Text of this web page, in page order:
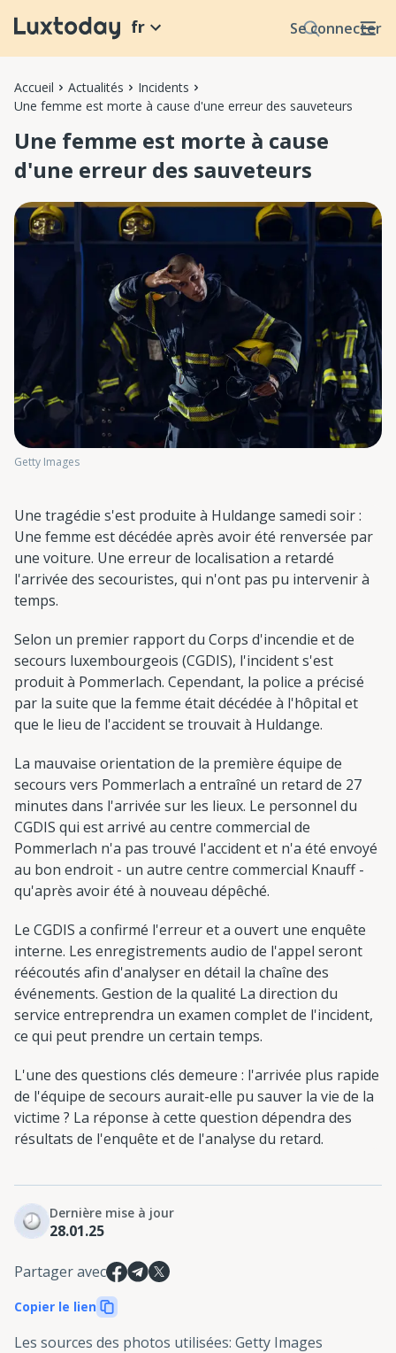
Se connecter
fr
Accueil Actualités
Incidents
Une femme est morte à cause d'une erreur des sauveteurs
Une femme est morte à cause
d'une erreur des sauveteurs
Getty Images
Une tragédie s'est produite à Huldange samedi soir :
Une femme est décédée après avoir été renversée par
une voiture. Une erreur de localisation a retardé
l'arrivée des secouristes, qui n'ont pas pu intervenir à
temps.
Selon un premier rapport du Corps d'incendie et de
secours luxembourgeois (CGDIS), l'incident s'est
produit à Pommerlach. Cependant, la police a précisé
par la suite que la femme était décédée à l'hôpital et
que le lieu de l'accident se trouvait à Huldange.
La mauvaise orientation de la première équipe de
secours vers Pommerlach a entraîné un retard de 27
minutes dans l'arrivée sur les lieux. Le personnel du
CGDIS qui est arrivé au centre commercial de
Pommerlach n'a pas trouvé l'accident et n'a été envoyé
au bon endroit - un autre centre commercial Knauff -
qu'après avoir été à nouveau dépêché.
Le CGDIS a confirmé l'erreur et a ouvert une enquête
interne. Les enregistrements audio de l'appel seront
réécoutés afin d'analyser en détail la chaîne des
événements. Gestion de la qualité La direction du
service entreprendra un examen complet de l'incident,
ce qui peut prendre un certain temps.
L'une des questions clés demeure : l'arrivée plus rapide
de l'équipe de secours aurait-elle pu sauver la vie de la
victime ? La réponse à cette question dépendra des
résultats de l'enquête et de l'analyse du retard.
Dernière mise à jour
28.01.25
Partager avec
Copier le lien
Les sources des photos utilisées: Getty Images